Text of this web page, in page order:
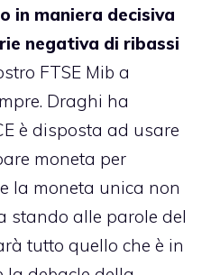
in maniera decisiva
negativa di ribassi
FTSE Mib a
Draghi ha
è disposta ad usare
moneta per
la moneta unica non
stando alle parole del
tutto quello che è in